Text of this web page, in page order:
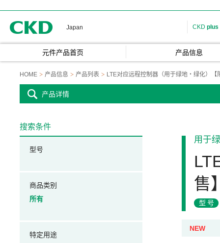
Japan CKD plus
元件产品首页 产品信息
HOME 产品信息 产品列表 LTE对应远程控制器（用于绿地・绿化）【
产品详情
用于
售
型号
NEW
搜索条件
型号
商品类别
所有
特定用途